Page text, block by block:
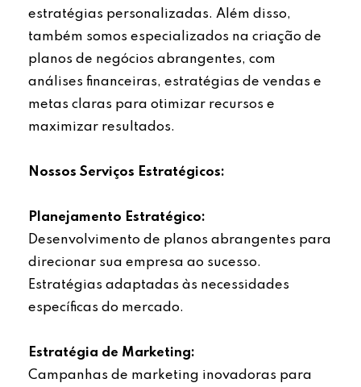
estratégias personalizadas. Além disso,
também somos especializados na criação de
planos de negócios abrangentes, com
análises financeiras, estratégias de vendas e
metas claras para otimizar recursos e
maximizar resultados.
Nossos Serviços Estratégicos:
Planejamento Estratégico:
Desenvolvimento de planos abrangentes para
direcionar sua empresa ao sucesso.
Estratégias adaptadas às necessidades
específicas do mercado.
Estratégia de Marketing:
Campanhas de marketing inovadoras para